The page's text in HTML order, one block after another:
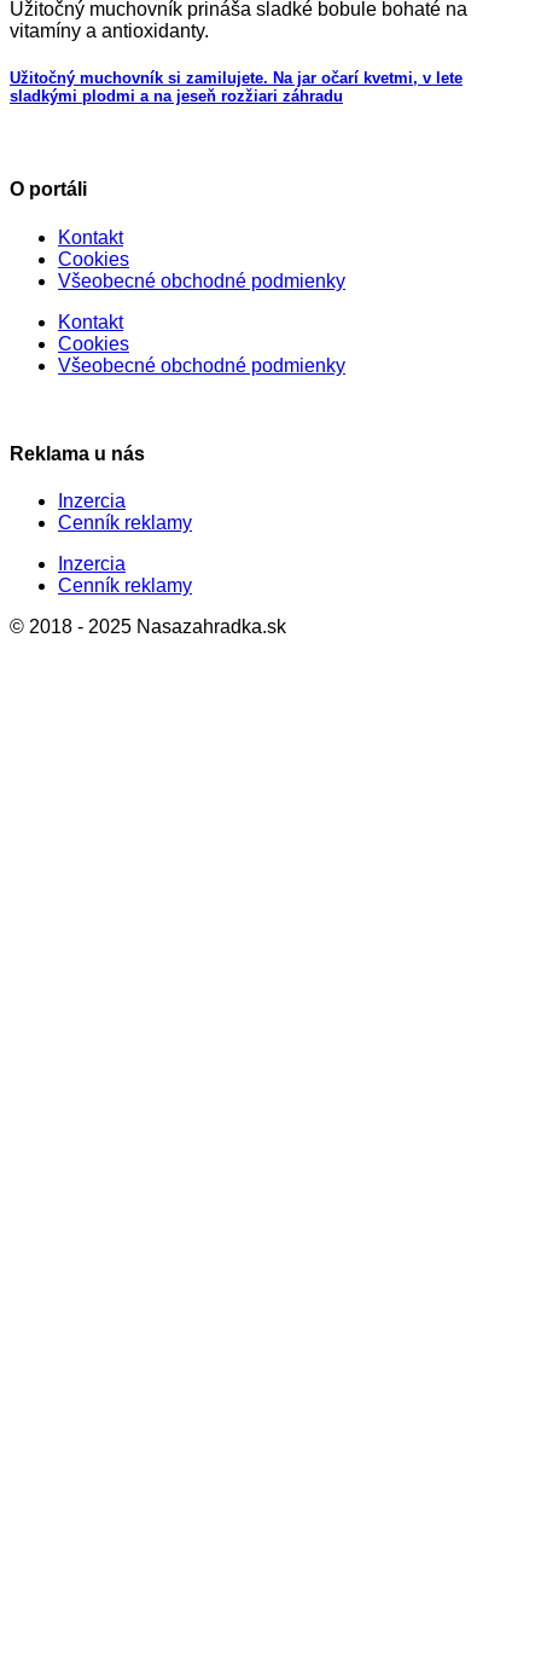
Užitočný muchovník si zamilujete. Na jar očarí kvetmi, v lete
sladkými plodmi a na jeseň rozžiari záhradu
O portáli
Kontakt
Cookies
Všeobecné obchodné podmienky
Kontakt
Cookies
Všeobecné obchodné podmienky
Reklama u nás
Inzercia
Cenník reklamy
Inzercia
Cenník reklamy
© 2018 - 2025 Nasazahradka.sk